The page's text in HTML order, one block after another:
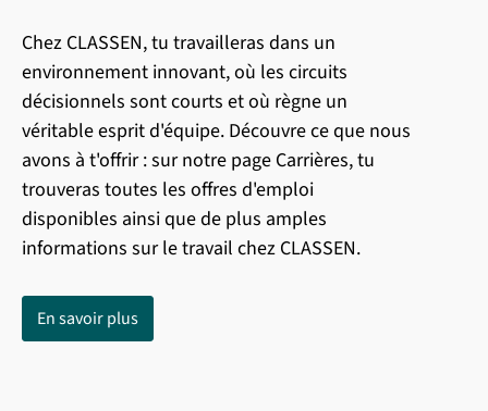
Chez CLASSEN, tu travailleras dans un
environnement innovant, où les circuits
décisionnels sont courts et où règne un
véritable esprit d'équipe. Découvre ce que nous
avons à t'offrir : sur notre page Carrières, tu
trouveras toutes les offres d'emploi
disponibles ainsi que de plus amples
informations sur le travail chez CLASSEN.
En savoir plus